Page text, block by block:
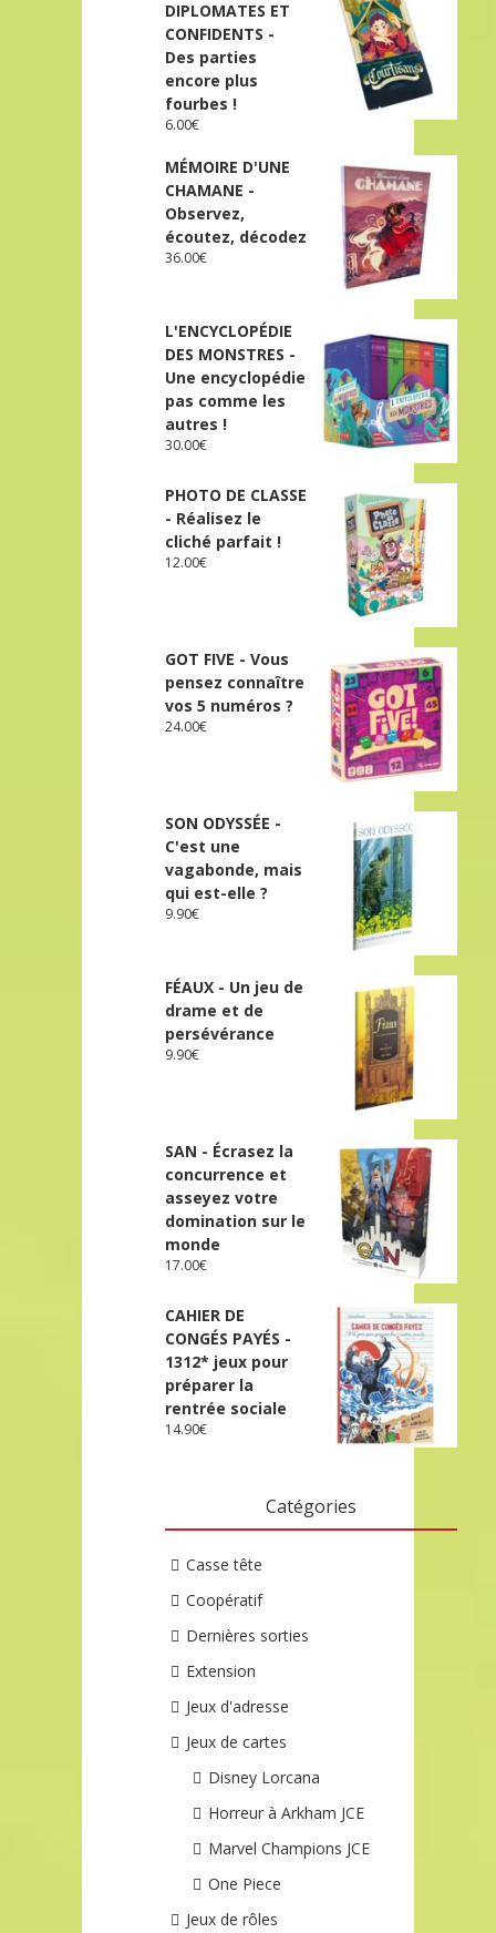
DIPLOMATES ET
CONFIDENTS -
Des parties
encore plus
fourbes !
6.00€
MÉMOIRE D'UNE
CHAMANE -
Observez,
écoutez, décodez
36.00€
L'ENCYCLOPÉDIE
DES MONSTRES -
Une encyclopédie
pas comme les
autres !
30.00€
PHOTO DE CLASSE
- Réalisez le
cliché parfait !
12.00€
GOT FIVE - Vous
pensez connaître
vos 5 numéros ?
24.00€
SON ODYSSÉE -
C'est une
vagabonde, mais
qui est-elle ?
9.90€
FÉAUX - Un jeu de
drame et de
persévérance
9.90€
SAN - Écrasez la
concurrence et
asseyez votre
domination sur le
monde
17.00€
CAHIER DE
CONGÉS PAYÉS -
1312* jeux pour
préparer la
rentrée sociale
14.90€
Catégories
Casse tête
Coopératif
Dernières sorties
Extension
Jeux d'adresse
Jeux de cartes
Disney Lorcana
Horreur à Arkham JCE
Marvel Champions JCE
One Piece
Jeux de rôles